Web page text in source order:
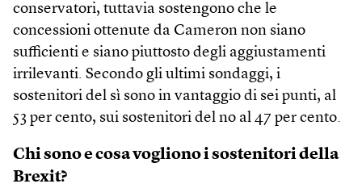
conservatori, tuttavia sostengono che le
concessioni ottenute da Cameron non siano
sufficienti e siano piuttosto degli aggiustamenti
irrilevanti. Secondo gli ultimi sondaggi, i
sostenitori del sì sono in vantaggio di sei punti, al
53 per cento, sui sostenitori del no al 47 per cento.
Chi sono e cosa vogliono i sostenitori della
Brexit?